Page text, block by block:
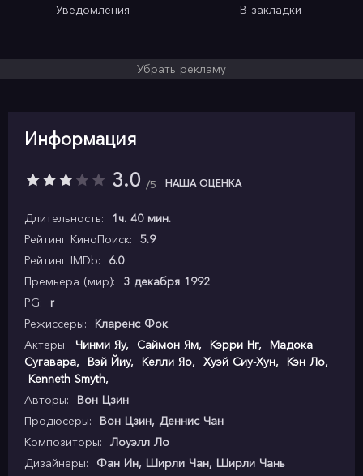
Уведомления В закладки
Убрать рекламу
Информация
3.0 5 НАША ОЦЕНКА
Длительность:
1ч. 40 мин.
Рейтинг КиноПоиск:
5.9
Рейтинг IMDb:
6.0
Премьера (мир):
3 декабря 1992
PG:
r
Режиссеры:
Кларенс Фок
Актеры:
Чинми Яу, Саймон Ям, Кэрри Нг,
Мадока
Сугавара, Вэй Йиу, Келли Яо, Хуэй Сиу-Хун, Кэн Ло,
Kenneth Smyth,
Авторы:
Вон Цзин
Продюсеры:
Вон Цзин, Деннис Чан
Композиторы:
Лоуэлл Ло
Дизайнеры:
Фан Ин, Ширли Чан, Ширли Чань